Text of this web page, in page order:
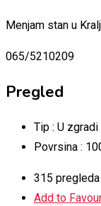
Menjam stan u
065/5210209
Pregled
Tip : U zgradi
Povrsina :
315 pregleda
Add to